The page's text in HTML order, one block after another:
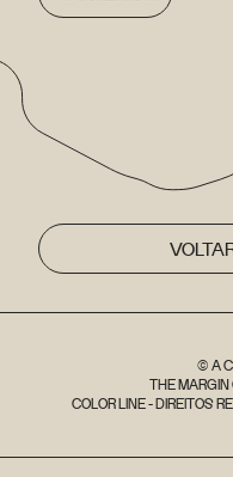
© A
THE MARGIN
COLOR LINE - DIREITOS